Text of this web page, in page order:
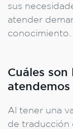
sus
atender
conocimiento.
Cuáles son
Al tener una
de traducción